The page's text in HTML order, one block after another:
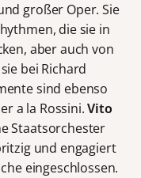
großer Oper. Sie
die sie in
aber auch von
bei Richard
sind ebenso
a la Rossini.Vito
Staatsorchester
und engagiert
eingeschlossen.